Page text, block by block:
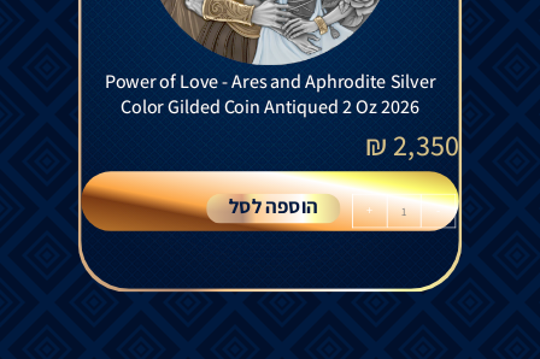
Power of Love - Ares and Aphrodite Silver
Color Gilded Coin Antiqued 2 Oz 2026
2,350
₪
-
+ הוספה לסל